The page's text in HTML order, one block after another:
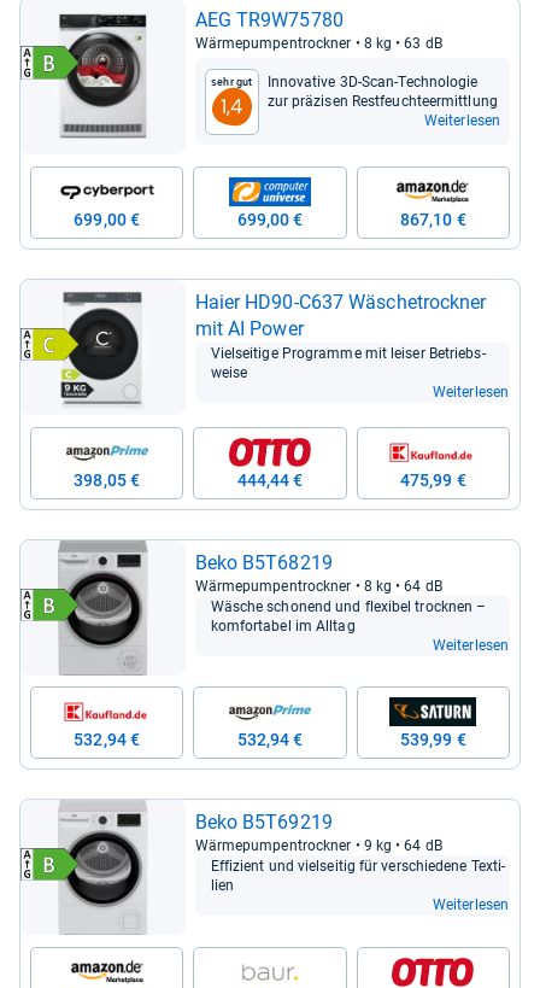
AEG TR9W75780
Wär­me­pum­pen­trock­ner • 8 kg • 63 dB
Sehr gut
1,4
Inno­va­tive 3D-​Scan-​Tech­no­lo­gie
zur prä­zi­sen Rest­feuch­teer­mitt­lung
Weiterlesen
699,00 € 699,00 € 867,10 €
Haier HD90-​C637 Wäsche­trock­ner
mit AI Power
Viel­sei­tige Pro­gramme mit lei­ser Betriebs­
weise
Weiterlesen
398,05 € 444,44 € 475,99 €
Beko B5T68219
Wär­me­pum­pen­trock­ner • 8 kg • 64 dB
Wäsche scho­nend und fle­xi­bel trock­nen –
kom­for­ta­bel im All­tag
Weiterlesen
532,94 € 532,94 € 539,99 €
Beko B5T69219
Wär­me­pum­pen­trock­ner • 9 kg • 64 dB
Effi­zi­ent und viel­sei­tig für ver­schie­dene Tex­ti­
lien
Weiterlesen